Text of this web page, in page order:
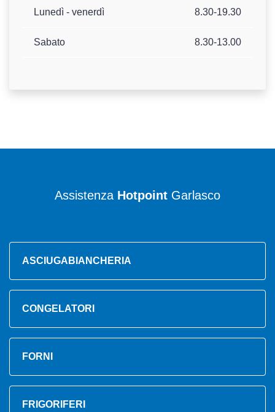
Lunedì - venerdì 8.30-19.30
Sabato 8.30-13.00
Assistenza Hotpoint Garlasco
ASCIUGABIANCHERIA
CONGELATORI
FORNI
FRIGORIFERI